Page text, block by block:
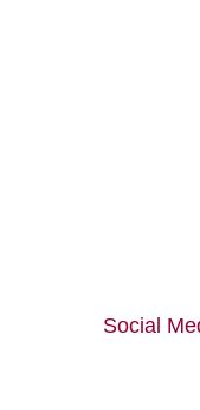
Social